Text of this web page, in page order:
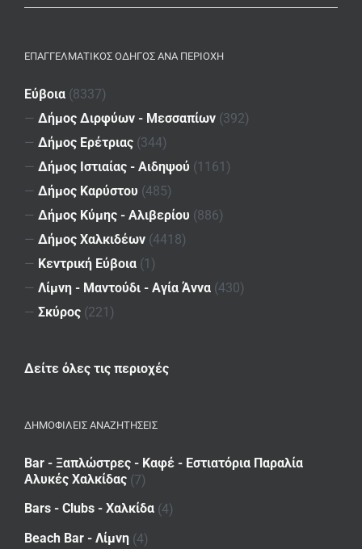
ΕΠΑΓΓΕΛΜΑΤΙΚΌΣ ΟΔΗΓΌΣ ΑΝΆ ΠΕΡΙΟΧΉ
Εύβοια (8337)
— Δήμος Διρφύων - Μεσσαπίων (392)
— Δήμος Ερέτριας (344)
— Δήμος Ιστιαίας - Αιδηψού (1161)
— Δήμος Καρύστου (485)
— Δήμος Κύμης - Αλιβερίου (886)
— Δήμος Χαλκιδέων (4418)
— Κεντρική Εύβοια (1)
— Λίμνη - Μαντούδι - Αγία Άννα (430)
— Σκύρος (221)
Δείτε όλες τις περιοχές
ΔΗΜΟΦΙΛΕΙΣ ΑΝΑΖΗΤΗΣΕΙΣ
Bar - Ξαπλώστρες - Καφέ - Εστιατόρια Παραλία
Αλυκές Χαλκίδας (7)
Bars - Clubs - Χαλκίδα (4)
Beach Bar - Λίμνη (4)